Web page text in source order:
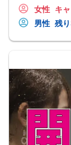
女性 キ
男性 残